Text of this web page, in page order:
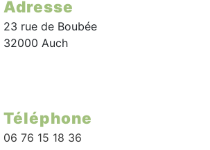
Adresse
23 rue de Boubée
32000 Auch
Téléphone
06 76 15 18 36